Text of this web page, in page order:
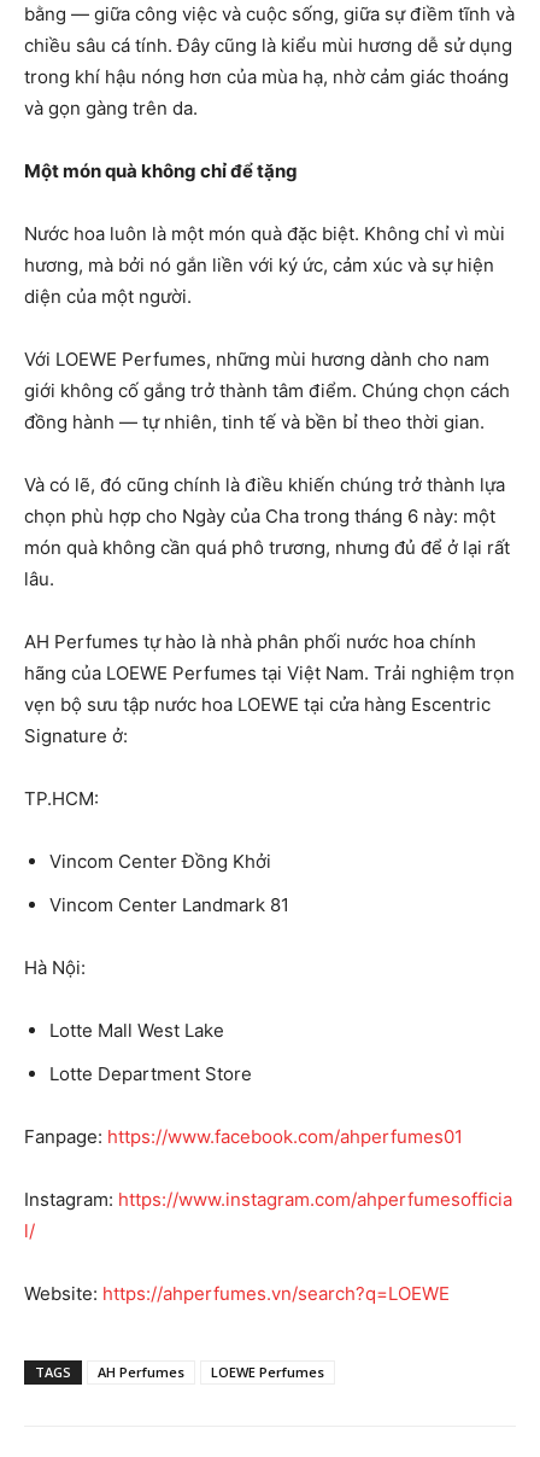
bằng — giữa công việc và cuộc sống, giữa sự điềm tĩnh và
chiều sâu cá tính. Đây cũng là kiểu mùi hương dễ sử dụng
trong khí hậu nóng hơn của mùa hạ, nhờ cảm giác thoáng
và gọn gàng trên da.
Một món quà không chỉ để tặng
Nước hoa luôn là một món quà đặc biệt. Không chỉ vì mùi
hương, mà bởi nó gắn liền với ký ức, cảm xúc và sự hiện
diện của một người.
Với LOEWE Perfumes, những mùi hương dành cho nam
giới không cố gắng trở thành tâm điểm. Chúng chọn cách
đồng hành — tự nhiên, tinh tế và bền bỉ theo thời gian.
Và có lẽ, đó cũng chính là điều khiến chúng trở thành lựa
chọn phù hợp cho Ngày của Cha trong tháng 6 này: một
món quà không cần quá phô trương, nhưng đủ để ở lại rất
lâu.
AH Perfumes tự hào là nhà phân phối nước hoa chính
hãng của LOEWE Perfumes tại Việt Nam. Trải nghiệm trọn
vẹn bộ sưu tập nước hoa LOEWE tại cửa hàng Escentric
Signature ở:
TP.HCM:
Vincom Center Đồng Khởi
Vincom Center Landmark 81
Hà Nội:
Lotte Mall West Lake
Lotte Department Store
Fanpage: https://www.facebook.com/ahperfumes01
Instagram: https://www.instagram.com/ahperfumesofficia
l/
Website: https://ahperfumes.vn/search?q=LOEWE
TAGS AH Perfumes LOEWE Perfumes